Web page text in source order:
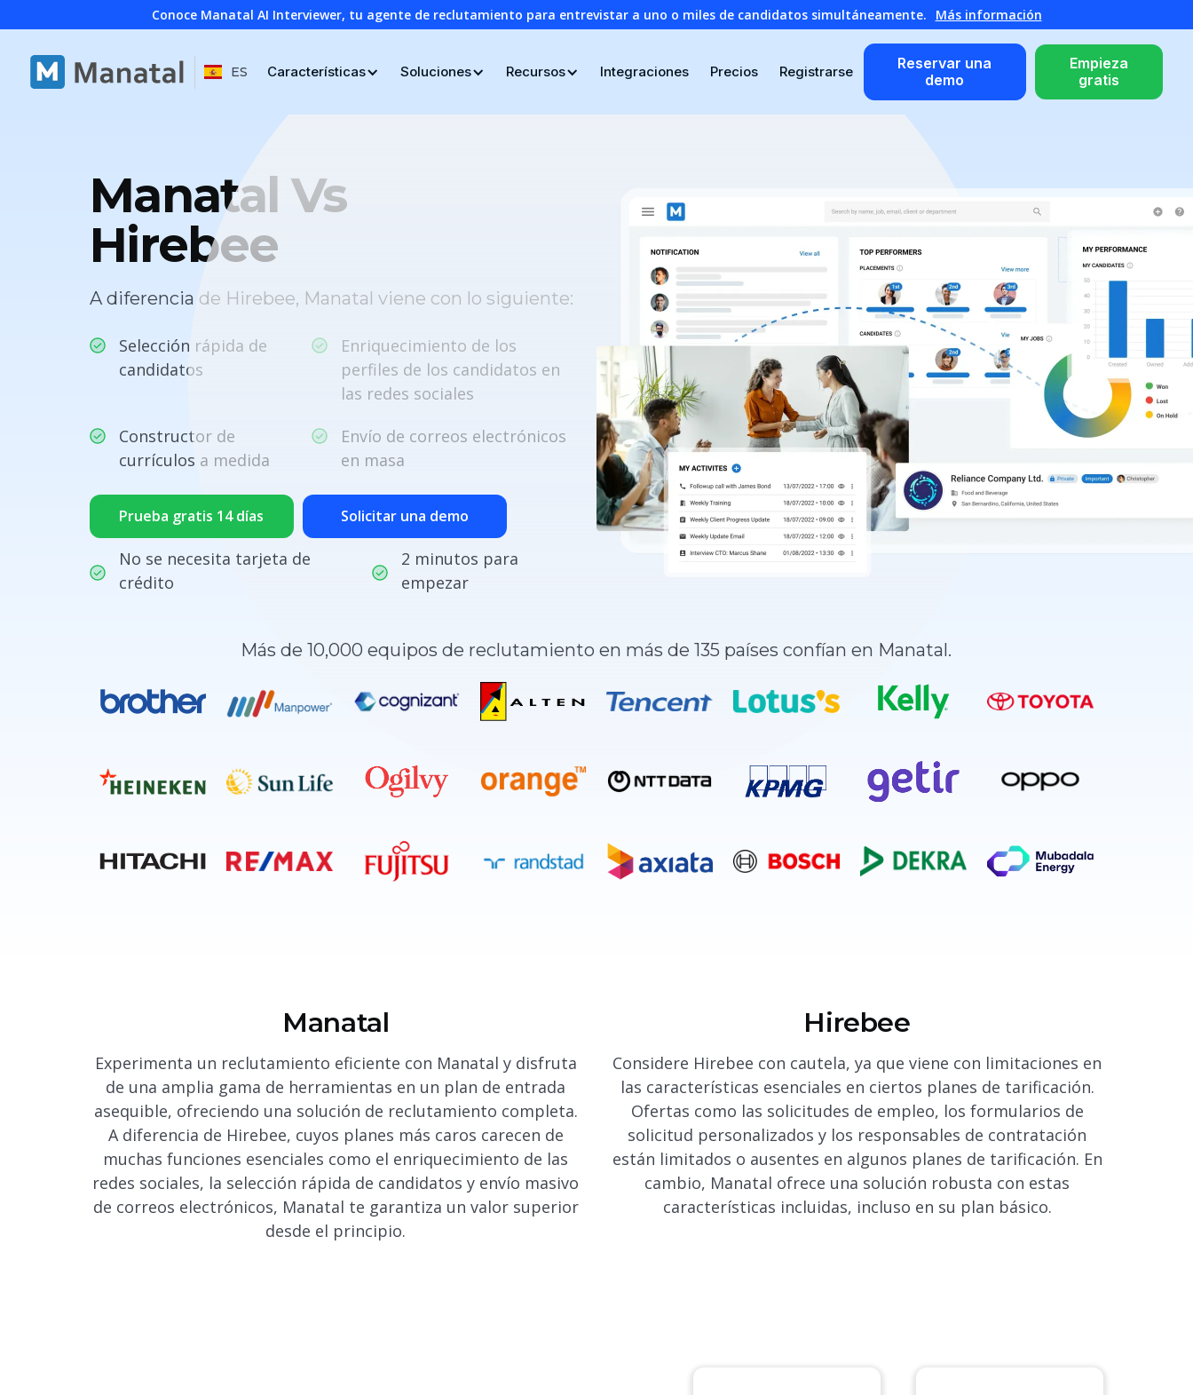
Conoce Manatal AI Interviewer, tu agente de reclutamiento para entrevistar a uno o miles de candidatos simultáneamente. Más información
ES Características Soluciones Recursos Integraciones Precios Registrarse
Reservar una
demo
Empieza
gratis
Manatal Vs
Hirebee
A diferencia de Hirebee, Manatal viene con lo siguiente:
Selección rápida de
candidatos
Enriquecimiento de los
perfiles de los candidatos en
las redes sociales
Constructor de
currículos a medida
Envío de correos electrónicos
en masa
Prueba gratis 14 días Solicitar una demo
No se necesita tarjeta de
crédito
2 minutos para
empezar
Más de 10,000 equipos de reclutamiento en más de 135 países confían en Manatal.
Manatal
Experimenta un reclutamiento eficiente con Manatal y disfruta
de una amplia gama de herramientas en un plan de entrada
asequible, ofreciendo una solución de reclutamiento completa.
A diferencia de Hirebee, cuyos planes más caros carecen de
muchas funciones esenciales como el enriquecimiento de las
redes sociales, la selección rápida de candidatos y envío masivo
de correos electrónicos, Manatal te garantiza un valor superior
desde el principio.
Hirebee
Considere Hirebee con cautela, ya que viene con limitaciones en
las características esenciales en ciertos planes de tarificación.
Ofertas como las solicitudes de empleo, los formularios de
solicitud personalizados y los responsables de contratación
están limitados o ausentes en algunos planes de tarificación. En
cambio, Manatal ofrece una solución robusta con estas
características incluidas, incluso en su plan básico.